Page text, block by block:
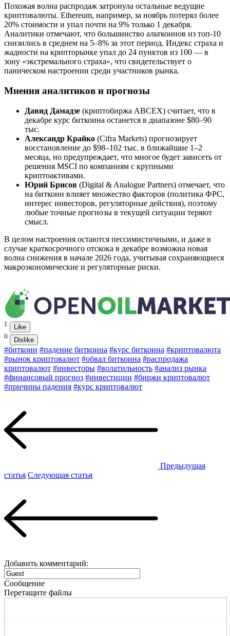
Похожая волна распродаж затронула остальные ведущие
криптовалюты. Ethereum, например, за ноябрь потерял более
20% стоимости и упал почти на 9% только 1 декабря.
Аналитики отмечают, что большинство альткоинов из топ-10
снизились в среднем на 5–8% за этот период. Индекс страха и
жадности на крипторынке упал до 24 пунктов из 100 — в
зону «экстремального страха», что свидетельствует о
паническом настроении среди участников рынка.
Мнения аналитиков и прогнозы
Давид Дамадзе (криптобиржа ABCEX) считает, что в
декабре курс биткоина останется в диапазоне $80–90
тыс.
Александр Крайко (Cifra Markets) прогнозирует
восстановление до $98–102 тыс. в ближайшие 1–2
месяца, но предупреждает, что многое будет зависеть от
решения MSCI по компаниям с крупными
криптоактивами.
Юрий Брисов (Digital & Analogue Partners) отмечает, что
на биткоин влияет множество факторов (политика ФРС,
интерес инвесторов, регуляторные действия), поэтому
любые точные прогнозы в текущей ситуации теряют
смысл.
В целом настроения остаются пессимистичными, и даже в
случае краткосрочного отскока в декабре возможна новая
волна снижения в начале 2026 года, учитывая сохраняющиеся
макроэкономические и регуляторные риски.
1
Like
0
Dislike
#биткоин #падение биткоина #курс биткоина #криптовалюта
#рынок криптовалют #обвал биткоина #распродажа
криптовалют #инвесторы #волатильность #анализ рынка
#финансовый прогноз #инвестиции #биржи криптовалют
#причины падения #курс криптовалют
Предыдущая
статья Следующая статья
Добавить комментарий:
Сообщение
Перетащите файлы